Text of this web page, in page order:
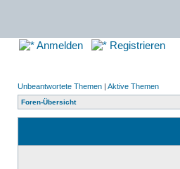
Anmelden Registrieren
Unbeantwortete Themen | Aktive Themen
Foren-Übersicht